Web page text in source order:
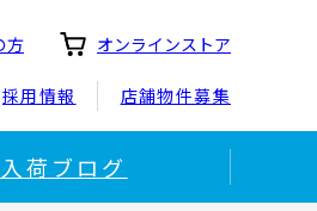
方 オンラインストア
採用情報 店舗物件募集
荷ブログ